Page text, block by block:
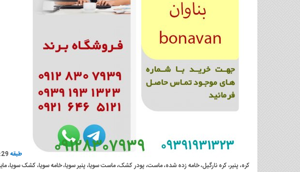
طبقه
کره، پنیر، کره نارگیل، خامه زده شده، ماست، پودر کشک، ماست سویا، پنیر سویا، خامه سویا، کشک سویا،